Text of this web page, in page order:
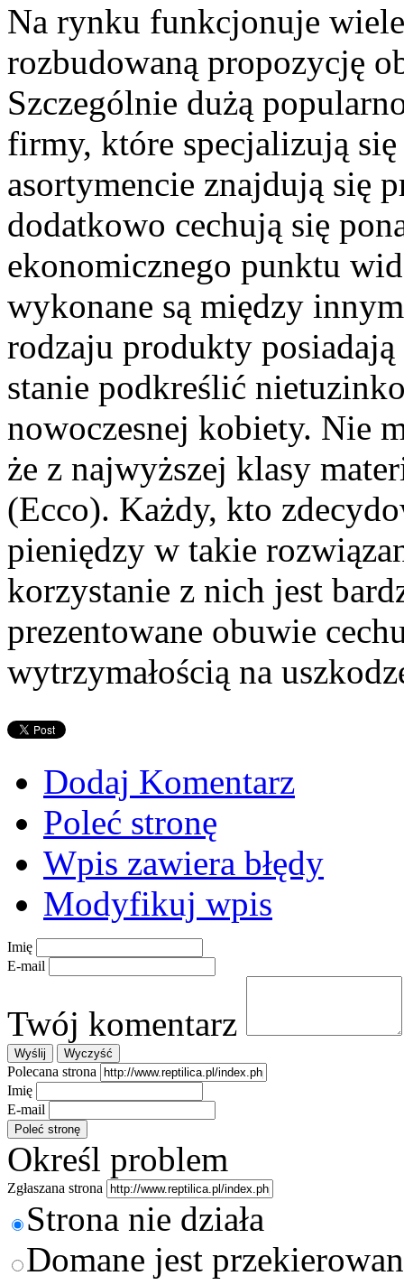
Na rynku funkcjonuje
rozbudowaną propozycję
Szczególnie dużą
firmy, które specjalizują
asortymencie znajdują się
dodatkowo cechują się
ekonomicznego punktu
wykonane są między
rodzaju produkty
stanie podkreślić
nowoczesnej kobiety. Nie
że z najwyższej klasy
(Ecco). Każdy, kto
pieniędzy w takie
korzystanie z nich jest
prezentowane obuwie
wytrzymałością na
Dodaj Komentarz
Poleć stronę
Wpis zawiera błędy
Modyfikuj wpis
Imię
E-mail
Twój komentarz
Polecana strona
Imię
E-mail
Określ problem
Zgłaszana strona
Strona nie działa
Domane jest